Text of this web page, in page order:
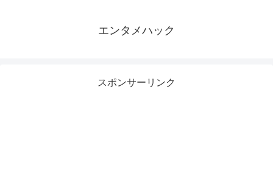
エンタメハック
スポンサーリンク